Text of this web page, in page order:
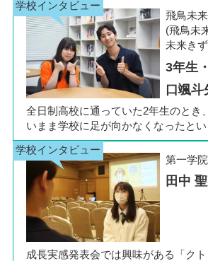
生の公立入試直前に「自分らしく過ご
ける環境を選びたい」と思い、進路
た。今回は吉田さん、同キャンパスの
制高校の学校生活の様子や雰囲気、行
いただきました。お互いの話からは、
話や行事を通じて育まれた、先生と生
係もうかがえました。
飛鳥未
(飛鳥未
未来き
3年生
口颯斗
全日制高校に通っていた2年生のとき
いまま学校に足が向かなくなったと
相談会で感じた先生の「温かさ」を
きぼう高等学校の町田キャンパスへの
た。現在は同校に3年生として在籍し
キャンパスでは未来の後輩たちのサポ
ト」として活躍しています。同校の山
に、通信制ならではの人との関わりや
せる学校生活について語ってくれまし
第一学
田中
成長実感発表会では興味がある「ク